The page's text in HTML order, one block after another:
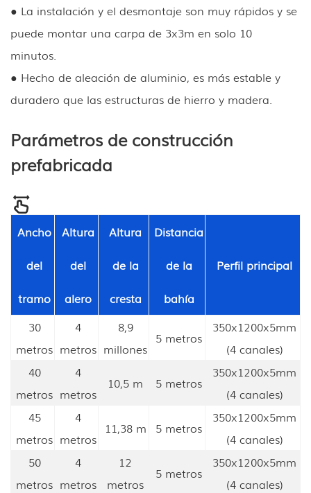
● La instalación y el desmontaje son muy rápidos y se
puede montar una carpa de 3x3m en solo 10
minutos.
● Hecho de aleación de aluminio, es más estable y
duradero que las estructuras de hierro y madera.
Parámetros de construcción
prefabricada
Ancho
del
tramo
Altura
del
alero
Altura
de la
cresta
Distancia
de la
bahía
Perfil principal
30
metros
4
metros
8,9
millones
5 metros
350x1200x5mm
(4 canales)
40
metros
4
metros
10,5 m 5 metros
350x1200x5mm
(4 canales)
45
metros
4
metros
11,38 m 5 metros
350x1200x5mm
(4 canales)
50
metros
4
metros
12
metros
5 metros
350x1200x5mm
(4 canales)